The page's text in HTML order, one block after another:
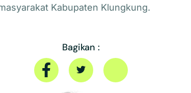
Kabupaten Klungkung.
Bagikan :